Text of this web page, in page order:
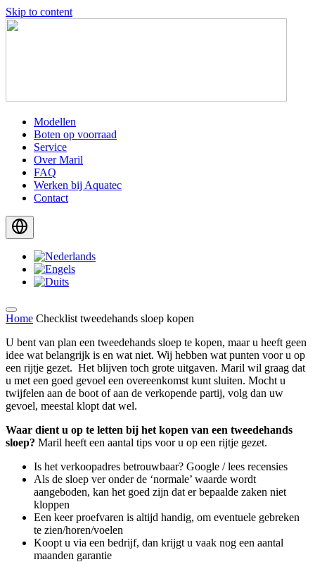
Skip to content
Modellen
Boten op voorraad
Service
Over Maril
FAQ
Werken bij Aquatec
Contact
Home Checklist tweedehands sloep kopen
U bent van plan een tweedehands sloep te kopen, maar u heeft geen
idee wat belangrijk is en wat niet. Wij hebben wat punten voor u op
een rijtje gezet. Het blijven toch grote uitgaven. Maril wil graag dat
u met een goed gevoel een overeenkomst kunt sluiten. Mocht u
twijfelen aan de boot of aan de verkopende partij, volg dan uw
gevoel, meestal klopt dat wel.
Waar dient u op te letten bij het kopen van een tweedehands
sloep? Maril heeft een aantal tips voor u op een rijtje gezet.
Is het verkoopadres betrouwbaar? Google / lees recensies
Als de sloep ver onder de ‘normale’ waarde wordt
aangeboden, kan het goed zijn dat er bepaalde zaken niet
kloppen
Een keer proefvaren is altijd handig, om eventuele gebreken
te zien/horen/voelen
Koopt u via een bedrijf, dan krijgt u vaak nog een aantal
maanden garantie